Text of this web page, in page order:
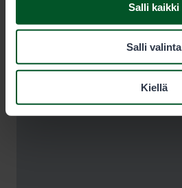
Salli kaikki
Salli valinta
Kiellä